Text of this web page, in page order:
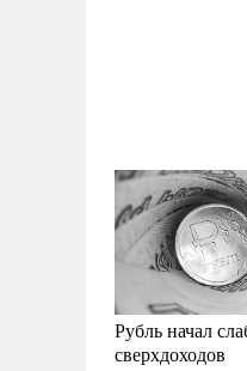
Рубль начал
сверхдоходов